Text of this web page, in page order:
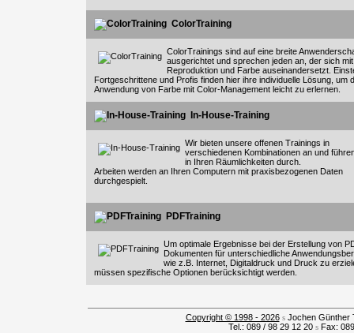
ColorTraining
ColorTrainings sind auf eine breite
ausgerichtet und sprechen jeden an, der sich mit
Reproduktion und Farbe auseinandersetzt.
Fortgeschrittene und Profis finden hier ihre individuelle Lösung, um
Anwendung von Farbe mit Color-Management leicht zu erlernen.
In-House-Training
Wir bieten unsere offenen Trainings in
verschiedenen Kombinationen an und
in Ihren Räumlichkeiten durch.
Arbeiten werden an Ihren Computern mit praxisbezogenen Daten
durchgespielt.
PDFTraining
Um optimale Ergebnisse bei der Erstellung von
Dokumenten für unterschiedliche
wie z.B. Internet, Digitaldruck und Druck zu
müssen spezifische Optionen berücksichtigt werden.
Copyright © 1998 - 2026s Jochen Günther
Tel.: 089 / 98 29 12 20 s Fax: